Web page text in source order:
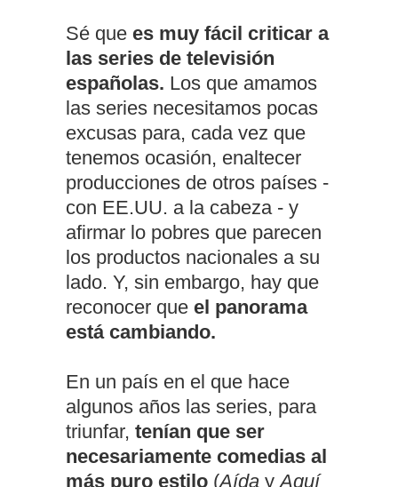
Sé que es muy fácil criticar a
las series de televisión
españolas. Los que amamos
las series necesitamos pocas
excusas para, cada vez que
tenemos ocasión, enaltecer
producciones de otros países -
con EE.UU. a la cabeza - y
afirmar lo pobres que parecen
los productos nacionales a su
lado. Y, sin embargo, hay que
reconocer que el panorama
está cambiando.
En un país en el que hace
algunos años las series, para
triunfar, tenían que ser
necesariamente comedias al
más puro estilo (Aída yAquí